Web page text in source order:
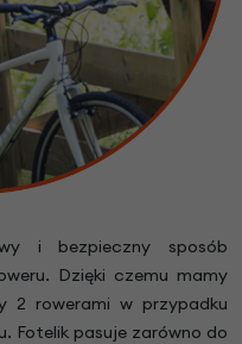
i bezpieczny sposób
Dzięki czemu mamy
2 rowerami w przypadku
Fotelik pasuje zarówno do